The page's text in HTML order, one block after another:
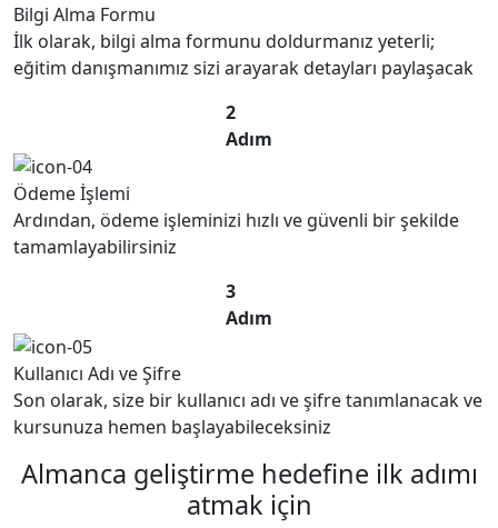
Bilgi Alma Formu
İlk olarak, bilgi alma formunu doldurmanız yeterli;
eğitim danışmanımız sizi arayarak detayları paylaşacak
2
Adım
Ödeme İşlemi
Ardından, ödeme işleminizi hızlı ve güvenli bir şekilde
tamamlayabilirsiniz
3
Adım
Kullanıcı Adı ve Şifre
Son olarak, size bir kullanıcı adı ve şifre tanımlanacak ve
kursunuza hemen başlayabileceksiniz
Almanca geliştirme hedefine ilk adımı
atmak için